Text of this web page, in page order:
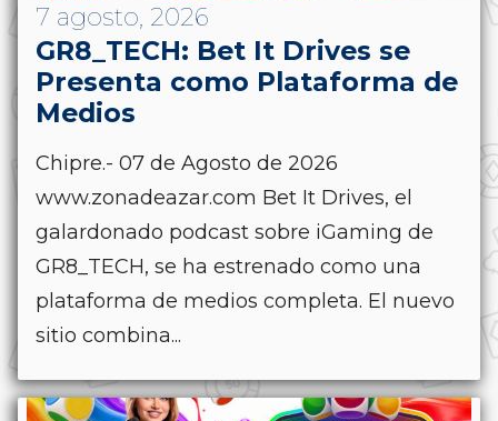
7 agosto, 2026
GR8_TECH: Bet It Drives se
Presenta como Plataforma de
Medios
Chipre.- 07 de Agosto de 2026
www.zonadeazar.com Bet It Drives, el
galardonado podcast sobre iGaming de
GR8_TECH, se ha estrenado como una
plataforma de medios completa. El nuevo
sitio combina...